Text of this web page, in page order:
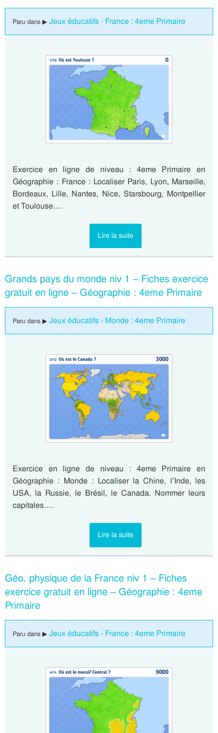
Paru dans ▶ Jeux éducatifs - France : 4eme Primaire
Exercice en ligne de niveau : 4eme Primaire en
Géographie : France : Localiser Paris, Lyon, Marseille,
Bordeaux, Lille, Nantes, Nice, Starsbourg, Montpellier
et Toulouse….
Lire la suite
Grands pays du monde niv 1 – Fiches exercice
gratuit en ligne – Géographie : 4eme Primaire
Paru dans ▶ Jeux éducatifs - Monde : 4eme Primaire
Exercice en ligne de niveau : 4eme Primaire en
Géographie : Monde : Localiser la Chine, l’Inde, les
USA, la Russie, le Brésil, le Canada. Nommer leurs
capitales….
Lire la suite
Géo. physique de la France niv 1 – Fiches
exercice gratuit en ligne – Géographie : 4eme
Primaire
Paru dans ▶ Jeux éducatifs - France : 4eme Primaire